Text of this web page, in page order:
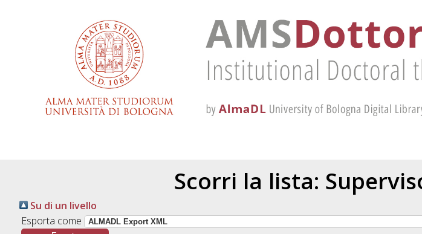
Scorri la lista:
Su di un livello
Esporta come